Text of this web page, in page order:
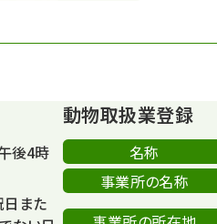
後4時
日また
動物取扱業登録
名称
事業所の名称